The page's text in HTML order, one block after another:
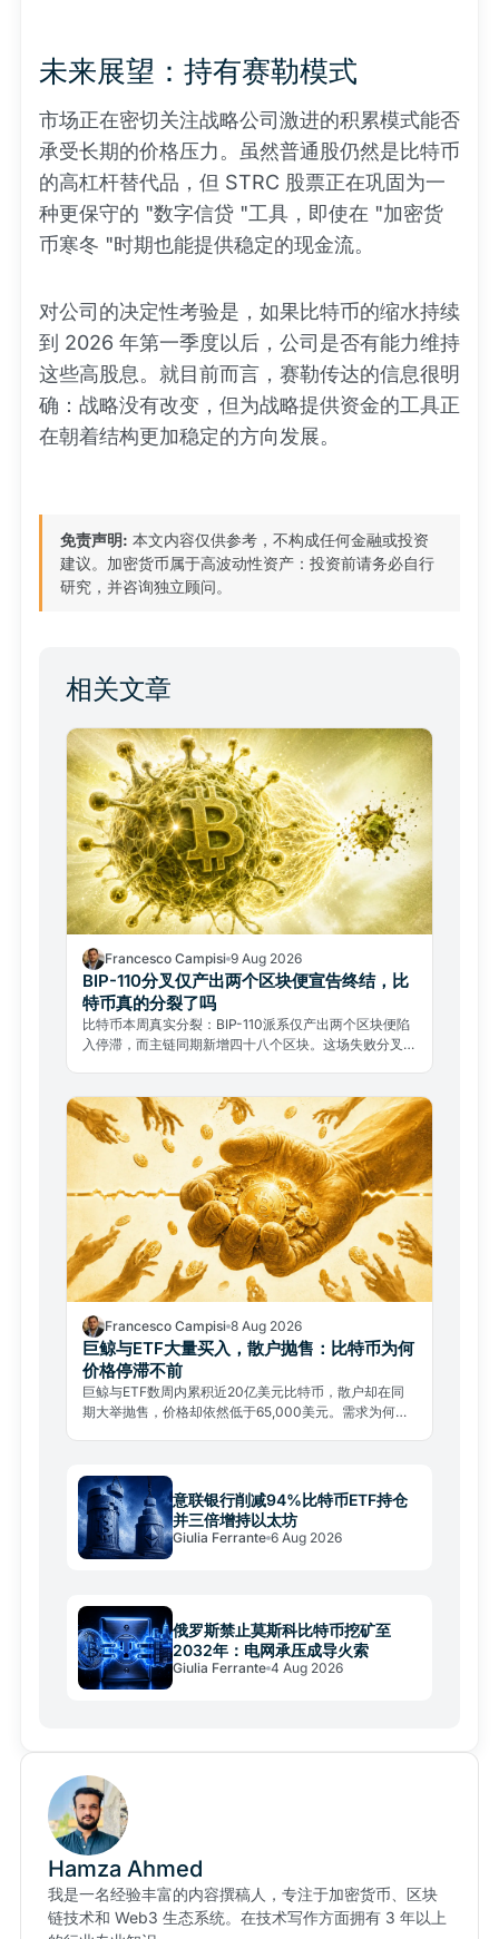
未来展望：持有赛勒模式
市场正在密切关注战略公司激进的积累模式能否
承受长期的价格压力。虽然普通股仍然是比特币
的高杠杆替代品，但 STRC 股票正在巩固为一
种更保守的 "数字信贷 "工具，即使在 "加密货
币寒冬 "时期也能提供稳定的现金流。
对公司的决定性考验是，如果比特币的缩水持续
到 2026 年第一季度以后，公司是否有能力维持
这些高股息。就目前而言，赛勒传达的信息很明
确：战略没有改变，但为战略提供资金的工具正
在朝着结构更加稳定的方向发展。
免责声明: 本文内容仅供参考，不构成任何金融或投资
建议。加密货币属于高波动性资产：投资前请务必自行
研究，并咨询独立顾问。
相关文章
Francesco Campisi 9 Aug 2026
BIP-110分叉仅产出两个区块便宣告终结，比
特币真的分裂了吗
比特币本周真实分裂：BIP-110派系仅产出两个区块便陷
入停滞，而主链同期新增四十八个区块。这场失败分叉背
Francesco Campisi 8 Aug 2026
巨鲸与ETF大量买入，散户抛售：比特币为何
价格停滞不前
巨鲸与ETF数周内累积近20亿美元比特币，散户却在同
期大举抛售，价格却依然低于65,000美元。需求为何无
意联银行削减94%比特币ETF持仓
并三倍增持以太坊
Giulia Ferrante 6 Aug 2026
俄罗斯禁止莫斯科比特币挖矿至
2032年：电网承压成导火索
Giulia Ferrante 4 Aug 2026
Hamza Ahmed
我是一名经验丰富的内容撰稿人，专注于加密货币、区块
链技术和 Web3 生态系统。在技术写作方面拥有 3 年以上